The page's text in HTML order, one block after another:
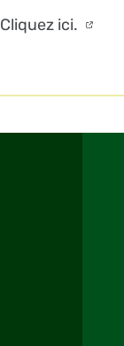
Cliquez ici.